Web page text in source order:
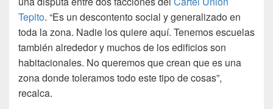
Tepito. “Es un descontento social y generalizado en
toda la zona. Nadie los quiere aquí. Tenemos escuelas
también alrededor y muchos de los edificios son
habitacionales. No queremos que crean que es una
zona donde toleramos todo este tipo de cosas”,
recalca.